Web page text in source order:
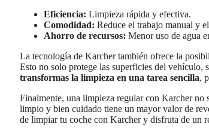
Eficiencia: Limpieza rápida y efectiva.
Comodidad: Reduce el trabajo manual y
Ahorro de recursos: Menor uso de agua
La tecnología de Karcher también ofrece la
Esto no solo protege las superficies del vehículo,
transformas la limpieza en una tarea sencilla,
Finalmente, una limpieza regular con Karcher
limpio y bien cuidado tiene un mayor valor de
de limpiar tu coche con Karcher y disfruta de un